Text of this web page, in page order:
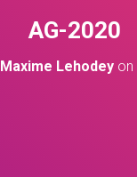
AG-2020
Maxime Lehodey on